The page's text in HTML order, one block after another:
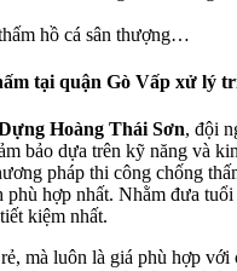
hồ cá sân thượng…
tại quận Gò Vấp xử lý
Hoàng Thái Sơn, đội
bảo dựa trên kỹ năng và
pháp thi công chống
phù hợp nhất. Nhằm đưa
kiệm nhất.
mà luôn là giá phù hợp